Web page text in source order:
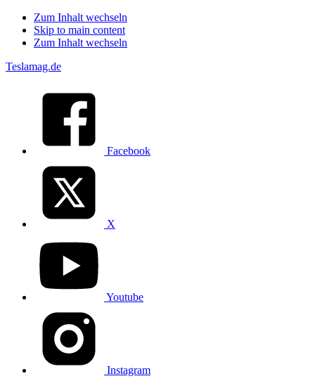
Zum Inhalt wechseln
Skip to main content
Zum Inhalt wechseln
Teslamag.de
Facebook
X
Youtube
Instagram